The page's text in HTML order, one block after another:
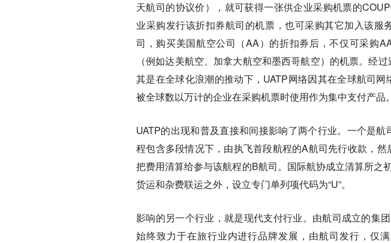
天航司的协议价），就可获得一张供企业采购机票的
业采购发行该折扣券航司的机票，也可采购其它加入该服
司，购买美国航空公司（AA）的折扣券后，不仅可采购
（例如达美航空、加拿大航空和墨西哥航空）的机票。经
其是在全球化浪潮的推动下，UATP网络因其在全球航司网
被全球数以万计的企业在采购机票时使用作为集中支付产品。
UATP的出现和普及直接和间接影响了两个行业。一个是
程包含多段情况下，由执飞首段航程的A航司先行收款，
把费用清算给参与该航程的B航司。国际航协成立清算所之
货运和杂费联运之外，设立专门单列项代码为“U”。
影响的另一个行业，就是现代支付行业。由航司成立的集
始终致力于在旅行业内进行品牌发展，由航司发行，仅